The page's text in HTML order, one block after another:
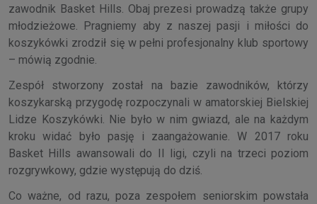
zawodnik Basket Hills. Obaj prezesi prowadzą także grupy
młodzieżowe. Pragniemy aby z naszej pasji i miłości do
koszykówki zrodził się w pełni profesjonalny klub sportowy
– mówią zgodnie.
Zespół stworzony został na bazie zawodników, którzy
koszykarską przygodę rozpoczynali w amatorskiej Bielskiej
Lidze Koszykówki. Nie było w nim gwiazd, ale na każdym
kroku widać było pasję i zaangażowanie. W 2017 roku
Basket Hills awansowali do II ligi, czyli na trzeci poziom
rozgrywkowy, gdzie występują do dziś.
Co ważne, od razu, poza zespołem seniorskim powstała